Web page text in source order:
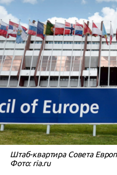
Штаб-квартира Совета
Фото: ria.ru